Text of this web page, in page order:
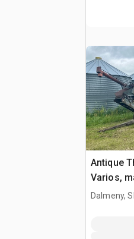
Antique
Varios,
Dalmeny,